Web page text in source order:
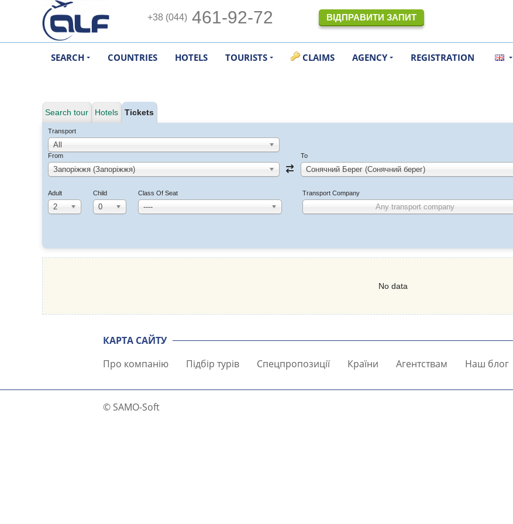
+38 (044) 461-92-72 ВІДПРАВИТИ ЗАПИТ
SEARCH COUNTRIES HOTELS TOURISTS CLAIMS AGENCY REGISTRATION
Search tour Hotels Tickets
Transport
All
From
Запоріжжя (Запоріжжя)
To
Сонячний Берег (Сонячний берег)
Adult
2
Child
0
Class Of Seat
----
Transport Company
Any transport company
No data
КАРТА САЙТУ
Про компанію
Підбір турів Спецпропозиції Країни Агентствам Наш блог
© SAMO-Soft